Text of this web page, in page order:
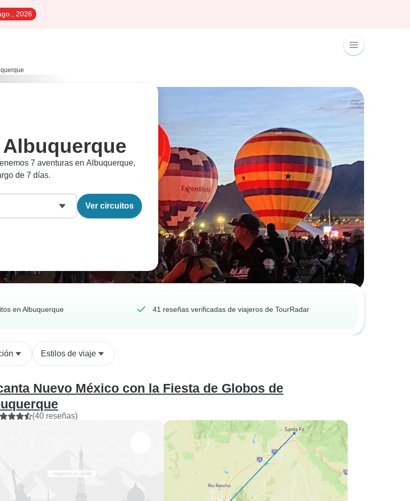
2026
7 aventuras en Albuquerque,
de 7 días.
Ver circuitos
en Albuquerque 41 reseñas verificadas de viajeros de TourRadar
Estilos de viaje
Nuevo México con la Fiesta de Globos de
(40 reseñas)